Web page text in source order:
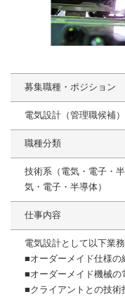
募集職種・ポジション
電気設計（管理職候補）
職種分類
技術系（電気・電子・
気・電子・半導体）
仕事内容
電気設計として以下業
■オーダーメイド仕様の
■オーダーメイド機械の
■クライアントとの技術